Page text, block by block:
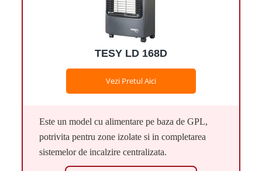
TESY LD 168D
Vezi Pretul Aici
Este un model cu alimentare pe baza de GPL,
potrivita pentru zone izolate si in completarea
sistemelor de incalzire centralizata.